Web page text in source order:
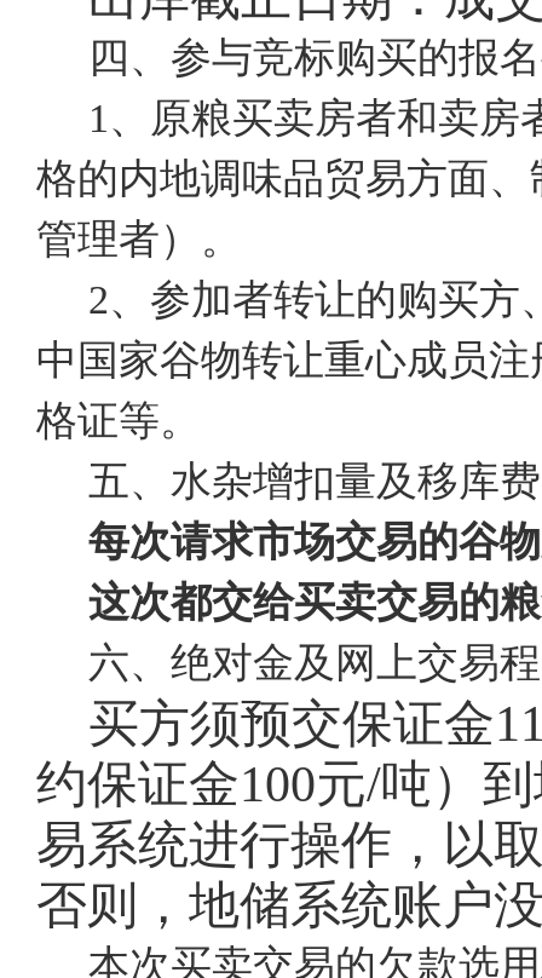
四、参与竞标购买的报
1、原粮买卖房者和卖
格的内地调味品贸易方面
管理者）。
2、参加者转让的购买方
中国家谷物转让重心成员
格证等。
五、水杂增扣量及移库费
每次请求市场交易的谷
这次都交给买卖交易的
六、绝对金及网上交易
买方须预交保证金
约保证金100元/吨）
易系统进行操作，以
否则，地储系统账户
本次买卖交易的欠款选用